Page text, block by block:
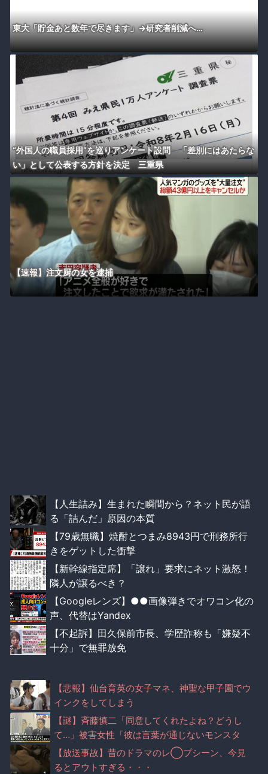
東大「貯金あと数年で尽きます」→研究者削減へ…
“外国人の職員採用”を巡りアンケート設問 「差別にはあたらな
い」として公表する方針を決定 三重県
【速報】注文厨の女を逮捕
【人生詰み】生まれた瞬間から？ネット民が語
る「詰んだ」原因の本質
【79歳無職】焼酎とつまみ8943円で刑務所行
きをゲットした衝撃
【新幹線指定席】「譲れ」要求にネット激怒！
隣人が譲るべき？
【Googleレンズ】●●画像弾きでオワコン化の
声、代替はYandex
【不起訴】田久保前市長、学歴詐称も「嫌疑不
十分」で無罪放免
【悲報】仙台育英の女子マネ、神聖な甲子園でウ
インクをしてしまう
【謎】斉藤慎二「同意してくれたよね？どうし
て…」被害女性「彼は言葉が通じないモンスタ
ー」
【放送事故】昔のドラマのレ◯プシーン、今見
るとアウトすぎる・・・